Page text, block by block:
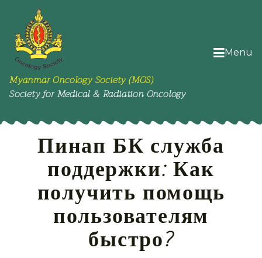
Menu
Myanmar Oncology Society (MOS)
Society for Medical & Radiation Oncology
Пинап БК служба
поддержки: Как
получить помощь
пользователям
быстро?